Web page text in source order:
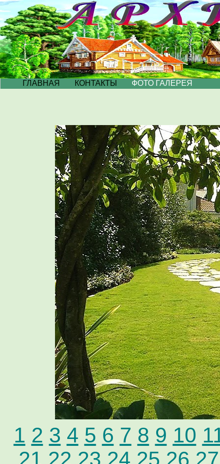
ГЛАВНАЯ КОНТАКТЫ ФОТО ГАЛЕРЕЯ
1 2 3 4 5 6 7 8 9 10
21 22 23 24 25 26 27